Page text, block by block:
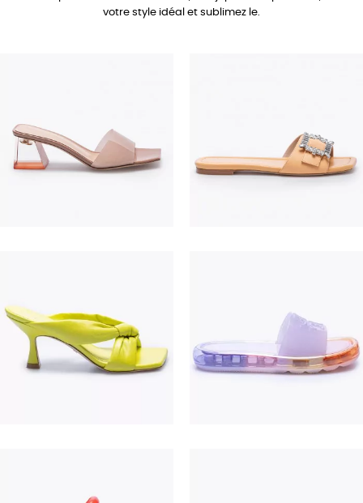
votre style idéal et sublimez le.
690,00 € 350,00 €
475,00 € 195,00 €